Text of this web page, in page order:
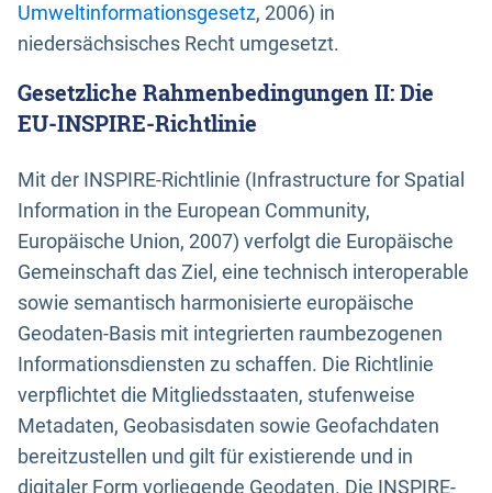
Umweltinformationsgesetz, 2006) in
niedersächsisches Recht umgesetzt.
Gesetzliche Rahmenbedingungen II: Die
EU-INSPIRE-Richtlinie
Mit der INSPIRE-Richtlinie (Infrastructure for Spatial
Information in the European Community,
Europäische Union, 2007) verfolgt die Europäische
Gemeinschaft das Ziel, eine technisch interoperable
sowie semantisch harmonisierte europäische
Geodaten-Basis mit integrierten raumbezogenen
Informationsdiensten zu schaffen. Die Richtlinie
verpflichtet die Mitgliedsstaaten, stufenweise
Metadaten, Geobasisdaten sowie Geofachdaten
bereitzustellen und gilt für existierende und in
digitaler Form vorliegende Geodaten. Die INSPIRE-